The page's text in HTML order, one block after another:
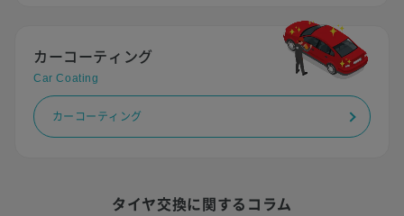
カーコーティング
Car Coating
カーコーティング
タイヤ交換に関するコラム